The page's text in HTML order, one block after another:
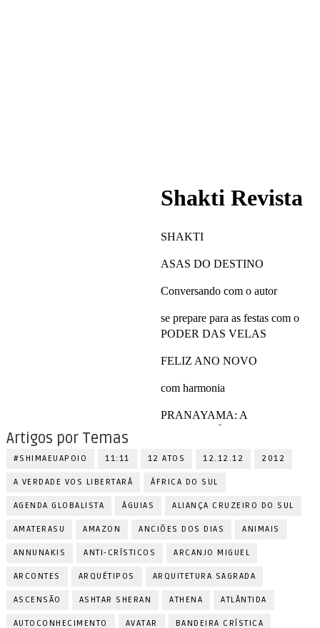
Artigos por Temas
#SHIMAEUAPOIO 11:11 12 ATOS 12.12.12 2012
A VERDADE VOS LIBERTARÁ ÁFRICA DO SUL
AGENDA GLOBALISTA ÁGUIAS ALIANÇA CRUZEIRO DO SUL
AMATERASU AMAZON ANCIÕES DOS DIAS ANIMAIS
ANNUNAKIS ANTI-CRÍSTICOS ARCANJO MIGUEL
ARCONTES ARQUÉTIPOS ARQUITETURA SAGRADA
ASCENSÃO ASHTAR SHERAN ATHENA ATLÂNTIDA
AUTOCONHECIMENTO AVATAR BANDEIRA CRÍSTICA